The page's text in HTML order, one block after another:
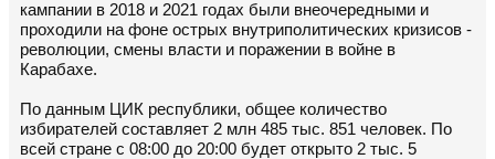
кампании в 2018 и 2021 годах были внеочередными и
проходили на фоне острых внутриполитических кризисов -
революции, смены власти и поражении в войне в
Карабахе.
По данным ЦИК республики, общее количество
избирателей составляет 2 млн 485 тыс. 851 человек. По
всей стране с 08:00 до 20:00 будет открыто 2 тыс. 5